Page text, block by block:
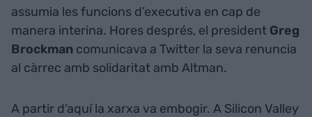
assumia les funcions d’executiva en cap de
manera interina. Hores després, el president Greg
Brockman comunicava a Twitter la seva renuncia
al càrrec amb solidaritat amb Altman.
A partir d’aquí la xarxa va embogir. A Silicon Valley